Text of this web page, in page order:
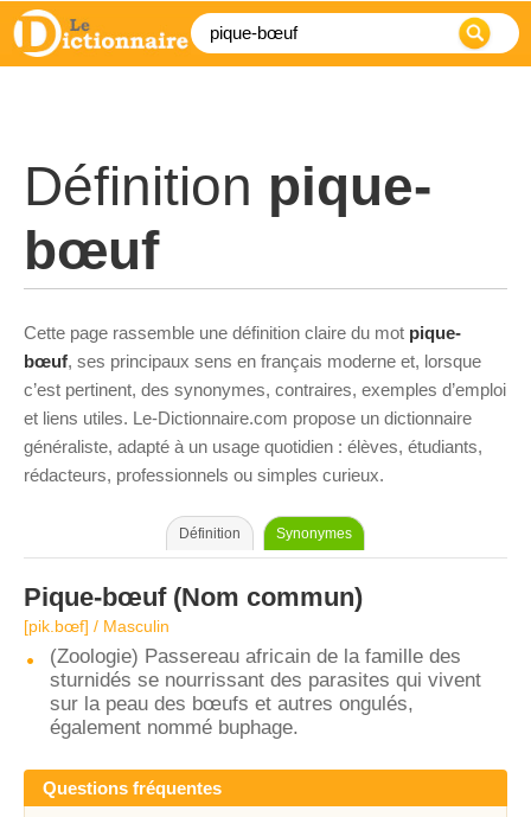
Définition pique-
bœuf
Cette page rassemble une définition claire du mot pique-
bœuf, ses principaux sens en français moderne et, lorsque
c’est pertinent, des synonymes, contraires, exemples d’emploi
et liens utiles. Le-Dictionnaire.com propose un dictionnaire
généraliste, adapté à un usage quotidien : élèves, étudiants,
rédacteurs, professionnels ou simples curieux.
Définition Synonymes
Pique-bœuf(Nom commun)
[pik.bœf] / Masculin
(Zoologie) Passereau africain de la famille des
sturnidés se nourrissant des parasites qui vivent
sur la peau des bœufs et autres ongulés,
également nommé buphage.
Questions fréquentes